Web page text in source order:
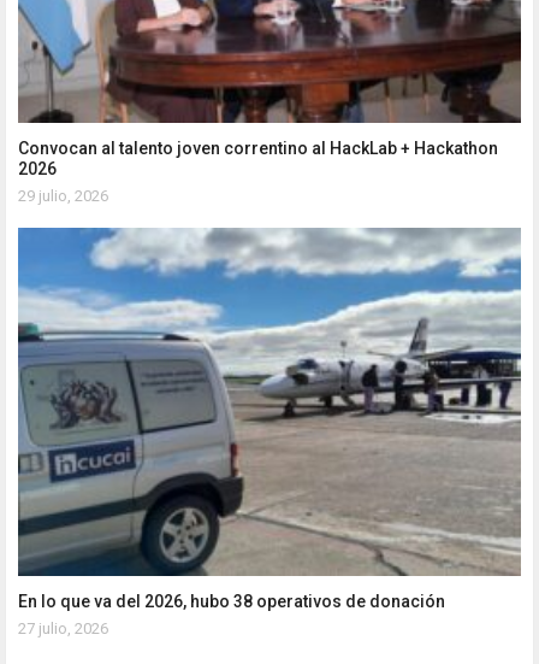
Convocan al talento joven correntino al HackLab + Hackathon
2026
29 julio, 2026
En lo que va del 2026, hubo 38 operativos de donación
27 julio, 2026